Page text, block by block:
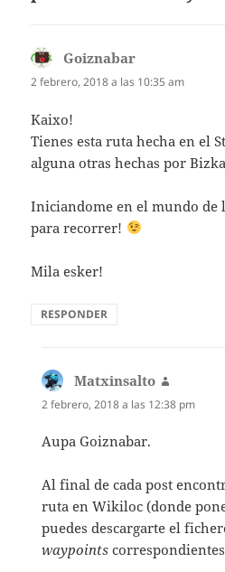
Goiznabar
2 febrero, 2018 a las 10:35 am
Kaixo!
Tienes esta ruta hecha en el
alguna otras hechas por
Iniciandome en el mundo de
para recorrer!
Mila esker!
RESPONDER
Matxinsalto
2 febrero, 2018 a las 12:38 pm
Aupa Goiznabar.
Al final de cada post
ruta en Wikiloc (donde
puedes descargarte el
waypoints